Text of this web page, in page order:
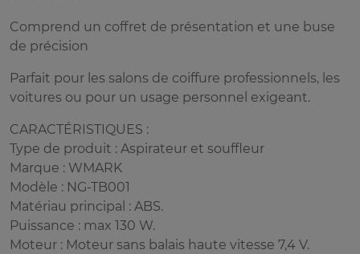
Comprend un coffret de présentation et une buse
de précision
Parfait pour les salons de coiffure professionnels, les
voitures ou pour un usage personnel exigeant.
CARACTÉRISTIQUES :
Type de produit : Aspirateur et souffleur
Marque : WMARK
Modèle : NG-TB001
Matériau principal : ABS.
Puissance : max 130 W.
Moteur : Moteur sans balais haute vitesse 7,4 V.